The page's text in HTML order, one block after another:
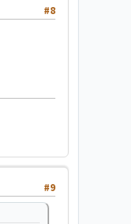
#8
#9